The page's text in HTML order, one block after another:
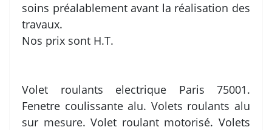
soins préalablement avant la réalisation des
travaux.
Nos prix sont H.T.
Volet roulants electrique Paris 75001.
Fenetre coulissante alu. Volets roulants alu
sur mesure. Volet roulant motorisé. Volets